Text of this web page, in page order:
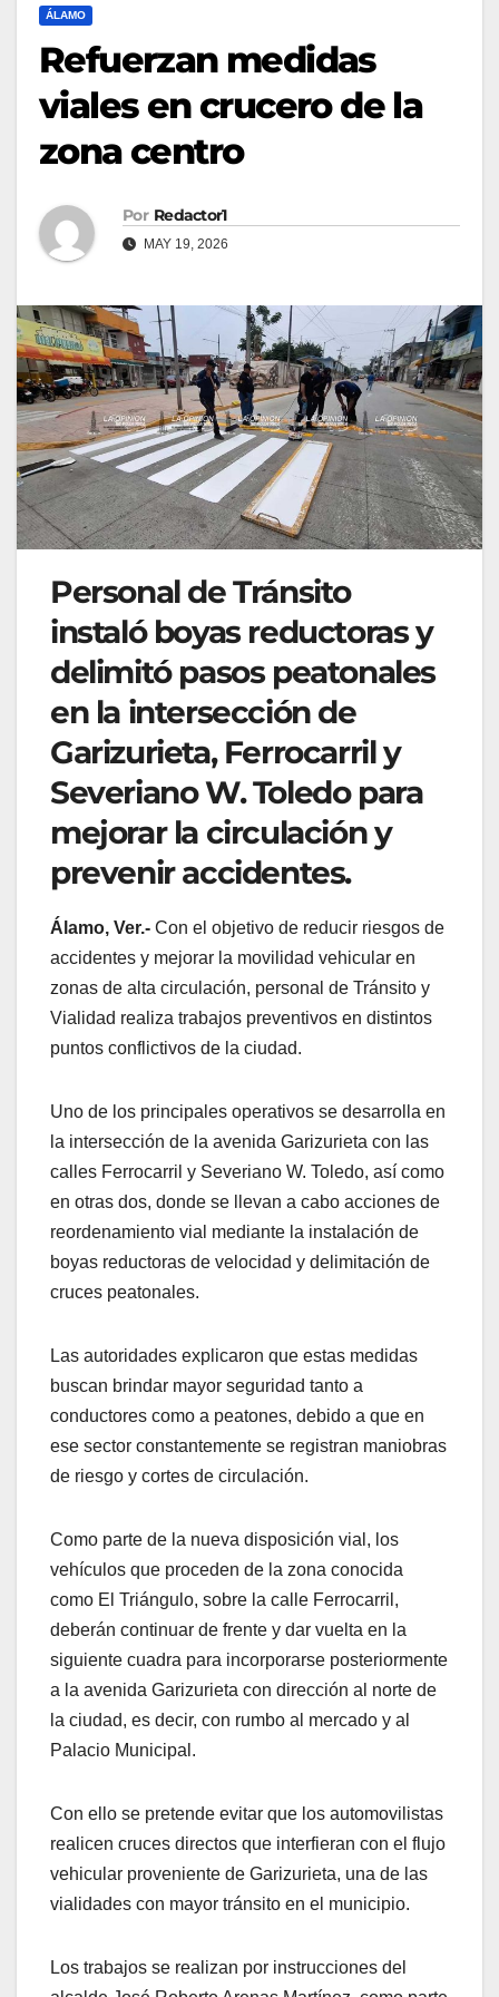
ÁLAMO
Refuerzan medidas
viales en crucero de la
zona centro
Por Redactor1
MAY 19, 2026
Personal de Tránsito
instaló boyas reductoras y
delimitó pasos peatonales
en la intersección de
Garizurieta, Ferrocarril y
Severiano W. Toledo para
mejorar la circulación y
prevenir accidentes.
Álamo, Ver.- Con el objetivo de reducir riesgos de
accidentes y mejorar la movilidad vehicular en
zonas de alta circulación, personal de Tránsito y
Vialidad realiza trabajos preventivos en distintos
puntos conflictivos de la ciudad.
Uno de los principales operativos se desarrolla en
la intersección de la avenida Garizurieta con las
calles Ferrocarril y Severiano W. Toledo, así como
en otras dos, donde se llevan a cabo acciones de
reordenamiento vial mediante la instalación de
boyas reductoras de velocidad y delimitación de
cruces peatonales.
Las autoridades explicaron que estas medidas
buscan brindar mayor seguridad tanto a
conductores como a peatones, debido a que en
ese sector constantemente se registran maniobras
de riesgo y cortes de circulación.
Como parte de la nueva disposición vial, los
vehículos que proceden de la zona conocida
como El Triángulo, sobre la calle Ferrocarril,
deberán continuar de frente y dar vuelta en la
siguiente cuadra para incorporarse posteriormente
a la avenida Garizurieta con dirección al norte de
la ciudad, es decir, con rumbo al mercado y al
Palacio Municipal.
Con ello se pretende evitar que los automovilistas
realicen cruces directos que interfieran con el flujo
vehicular proveniente de Garizurieta, una de las
vialidades con mayor tránsito en el municipio.
Los trabajos se realizan por instrucciones del